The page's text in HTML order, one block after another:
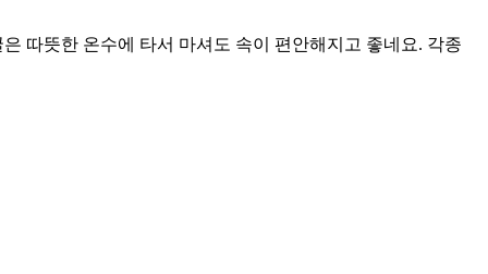
따뜻한 온수에 타서 마셔도 속이 편안해지고 좋네요. 각종